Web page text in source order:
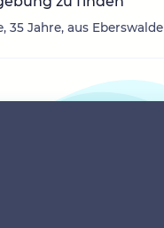
35 Jahre, aus Eberswalde